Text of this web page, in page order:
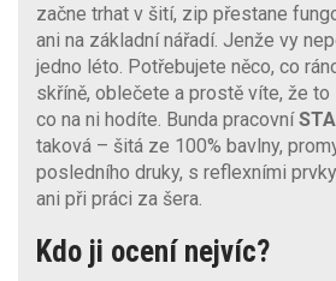
začne trhat v šití, zip přestane
ani na základní nářadí. Jenže vy
jedno léto. Potřebujete něco, co
skříně, oblečete a prostě víte, že to
co na ni hodíte. Bunda pracovní
taková – šitá ze 100% bavlny,
posledního druky, s reflexními
ani při práci za šera.
Kdo ji ocení nejvíc?